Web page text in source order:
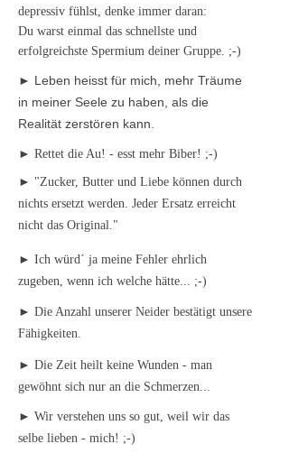
depressiv fühlst, denke immer daran:
Du warst einmal das schnellste und
erfolgreichste Spermium deiner Gruppe. ;-)
► Leben heisst für mich, mehr Träume
in meiner Seele zu haben, als die
Realität zerstören kann.
► Rettet die Au! - esst mehr Biber! ;-)
► "Zucker, Butter und Liebe können durch
nichts ersetzt werden. Jeder Ersatz erreicht
nicht das Original."
► Ich würd´ ja meine Fehler ehrlich
zugeben, wenn ich welche hätte... ;-)
► Die Anzahl unserer Neider bestätigt unsere
Fähigkeiten.
► Die Zeit heilt keine Wunden - man
gewöhnt sich nur an die Schmerzen...
► Wir verstehen uns so gut, weil wir das
selbe lieben - mich! ;-)